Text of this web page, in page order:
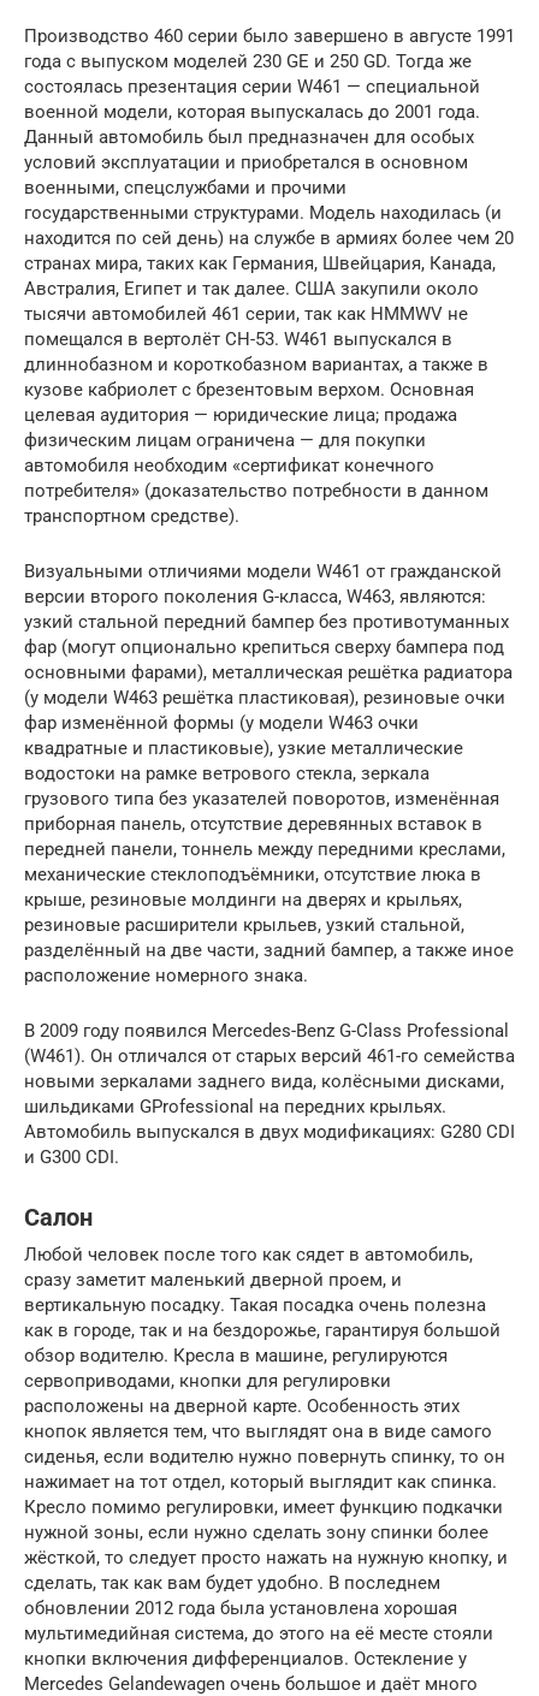
Производство 460 серии было завершено в августе 1991
года с выпуском моделей 230 GE и 250 GD. Тогда же
состоялась презентация серии W461 — специальной
военной модели, которая выпускалась до 2001 года.
Данный автомобиль был предназначен для особых
условий эксплуатации и приобретался в основном
военными, спецслужбами и прочими
государственными структурами. Модель находилась (и
находится по сей день) на службе в армиях более чем 20
странах мира, таких как Германия, Швейцария, Канада,
Австралия, Египет и так далее. США закупили около
тысячи автомобилей 461 серии, так как HMMWV не
помещался в вертолёт CH-53. W461 выпускался в
длиннобазном и короткобазном вариантах, а также в
кузове кабриолет с брезентовым верхом. Основная
целевая аудитория — юридические лица; продажа
физическим лицам ограничена — для покупки
автомобиля необходим «сертификат конечного
потребителя» (доказательство потребности в данном
транспортном средстве).
Визуальными отличиями модели W461 от гражданской
версии второго поколения G-класса, W463, являются:
узкий стальной передний бампер без противотуманных
фар (могут опционально крепиться сверху бампера под
основными фарами), металлическая решётка радиатора
(у модели W463 решётка пластиковая), резиновые очки
фар изменённой формы (у модели W463 очки
квадратные и пластиковые), узкие металлические
водостоки на рамке ветрового стекла, зеркала
грузового типа без указателей поворотов, изменённая
приборная панель, отсутствие деревянных вставок в
передней панели, тоннель между передними креслами,
механические стеклоподъёмники, отсутствие люка в
крыше, резиновые молдинги на дверях и крыльях,
резиновые расширители крыльев, узкий стальной,
разделённый на две части, задний бампер, а также иное
расположение номерного знака.
В 2009 году появился Mercedes-Benz G-Class Professional
(W461). Он отличался от старых версий 461-го семейства
новыми зеркалами заднего вида, колёсными дисками,
шильдиками GProfessional на передних крыльях.
Автомобиль выпускался в двух модификациях: G280 CDI
и G300 CDI.
Салон
Любой человек после того как сядет в автомобиль,
сразу заметит маленький дверной проем, и
вертикальную посадку. Такая посадка очень полезна
как в городе, так и на бездорожье, гарантируя большой
обзор водителю. Кресла в машине, регулируются
сервоприводами, кнопки для регулировки
расположены на дверной карте. Особенность этих
кнопок является тем, что выглядят она в виде самого
сиденья, если водителю нужно повернуть спинку, то он
нажимает на тот отдел, который выглядит как спинка.
Кресло помимо регулировки, имеет функцию подкачки
нужной зоны, если нужно сделать зону спинки более
жёсткой, то следует просто нажать на нужную кнопку, и
сделать, так как вам будет удобно. В последнем
обновлении 2012 года была установлена хорошая
мультимедийная система, до этого на её месте стояли
кнопки включения дифференциалов. Остекление у
Mercedes Gelandewagen очень большое и даёт много